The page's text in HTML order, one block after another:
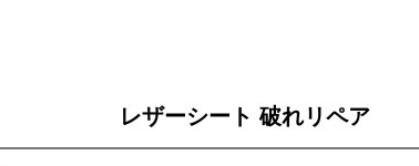
レザーシート 破れリペア